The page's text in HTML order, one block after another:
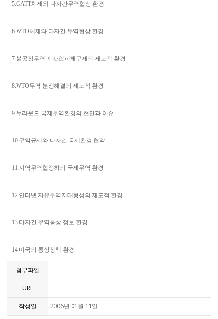
5.GATT체제와 다자간무역협상 환경
6.WTO체제와 다자간 무역협상 환경
7.불공정무역과 산업피해구제의 제도적 환경
8.WTO무역 분쟁해결의 제도적 환경
9.뉴라운드 국제무역환경의 현안과 이슈
10.무역규제와 다자간 국제환경 협약
11.지역무역협정하의 국제무역 환경
12.인터넷 자유무역지대형성의 제도적 환경
13.다자간 무역통상 정보 환경
14.미국의 통상정책 환경
첨부파일
URL
작성일 2006년 01월 11일